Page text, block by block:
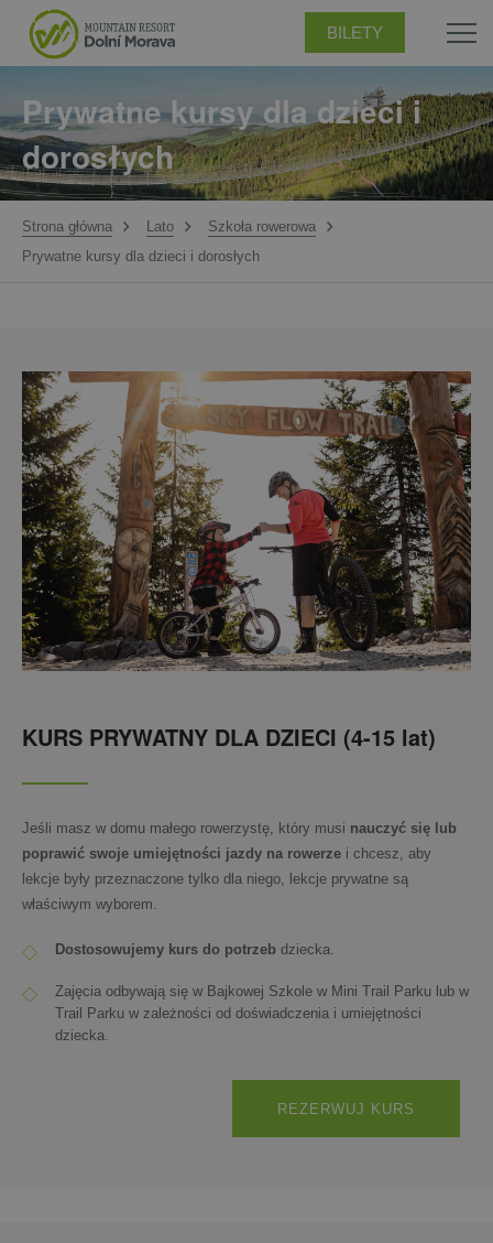
BILETY
Prywatne kursy dla dzieci i
dorosłych
Strona główna Lato
Szkoła rowerowa
Prywatne kursy dla dzieci i dorosłych
KURS PRYWATNY DLA DZIECI (4-15 lat)
Jeśli masz w domu małego rowerzystę, który musi nauczyć się lub
poprawić swoje umiejętności jazdy na rowerze i chcesz, aby
lekcje były przeznaczone tylko dla niego, lekcje prywatne są
właściwym wyborem.
Dostosowujemy kurs do potrzeb dziecka.
Zajęcia odbywają się w Bajkowej Szkole w Mini Trail Parku lub w
Trail Parku w zależności od doświadczenia i umiejętności
dziecka.
REZERWUJ KURS